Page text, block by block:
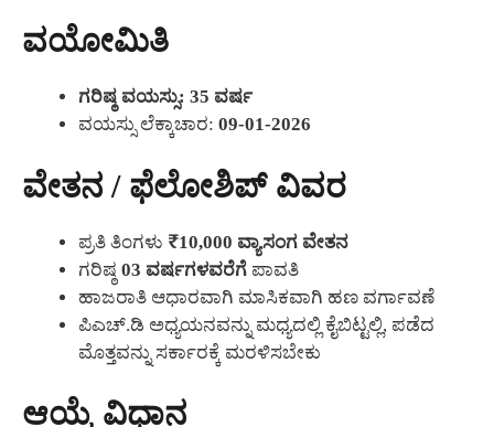
ವಯೋಮಿತಿ
ಗರಿಷ್ಠ ವಯಸ್ಸು: 35 ವರ್ಷ
ವಯಸ್ಸು ಲೆಕ್ಕಾಚಾರ: 09-01-2026
ವೇತನ / ಫೆಲೋಶಿಪ್ ವಿವರ
ಪ್ರತಿ ತಿಂಗಳು ₹10,000 ವ್ಯಾಸಂಗ ವೇತನ
ಗರಿಷ್ಠ 03 ವರ್ಷಗಳವರೆಗೆ ಪಾವತಿ
ಹಾಜರಾತಿ ಆಧಾರವಾಗಿ ಮಾಸಿಕವಾಗಿ ಹಣ ವರ್ಗಾವಣೆ
ಪಿಎಚ್.ಡಿ ಅಧ್ಯಯನವನ್ನು ಮಧ್ಯದಲ್ಲಿ ಕೈಬಿಟ್ಟಲ್ಲಿ, ಪಡೆದ
ಮೊತ್ತವನ್ನು ಸರ್ಕಾರಕ್ಕೆ ಮರಳಿಸಬೇಕು
ಆಯ್ಕೆ ವಿಧಾನ